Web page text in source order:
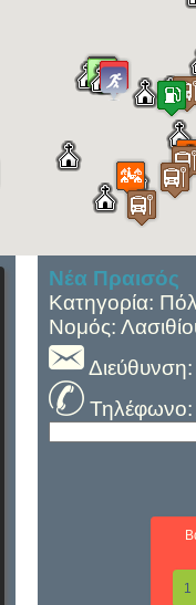
Νέα Πραισός
Κατηγορία:
Νομός:
Τηλέφωνο:
1